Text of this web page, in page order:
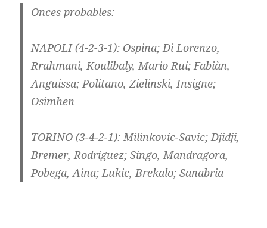
Onces probables:
NAPOLI(4-2-3-1): Ospina; Di Lorenzo,
Rrahmani, Koulibaly, Mario Rui; Fabiàn,
Anguissa; Politano, Zielinski, Insigne;
Osimhen
TORINO (3-4-2-1): Milinkovic-Savic; Djidji,
Bremer, Rodriguez; Singo, Mandragora,
Pobega, Aina; Lukic, Brekalo; Sanabria